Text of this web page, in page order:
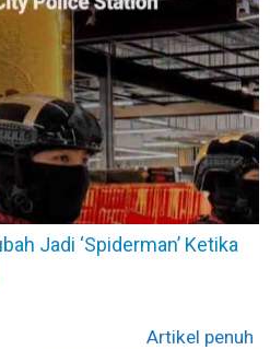
Jadi ‘Spiderman’ Ketika
Artikel penuh